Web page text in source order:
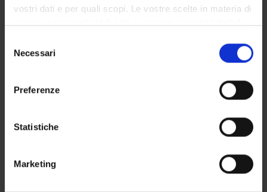
vostri dati e per quali scopi. Le vostre scelte in materia di
privacy sono applicabili solo su questa proprietà digitale
modificare o revocare il proprio consenso in qualsiasi
momento dalla Dichiarazione sui cookie o facendo clic
raccogliere informazioni sulla tua posizione
geografica, con un'approssimazione di qualche
Identificare il tuo dispositivo, scansionandolo
delNecessari
Preferenze
Statistiche
Marketing
LIBRARIES
LABORATORIES
SPIN OFF AND COMPANIES
People